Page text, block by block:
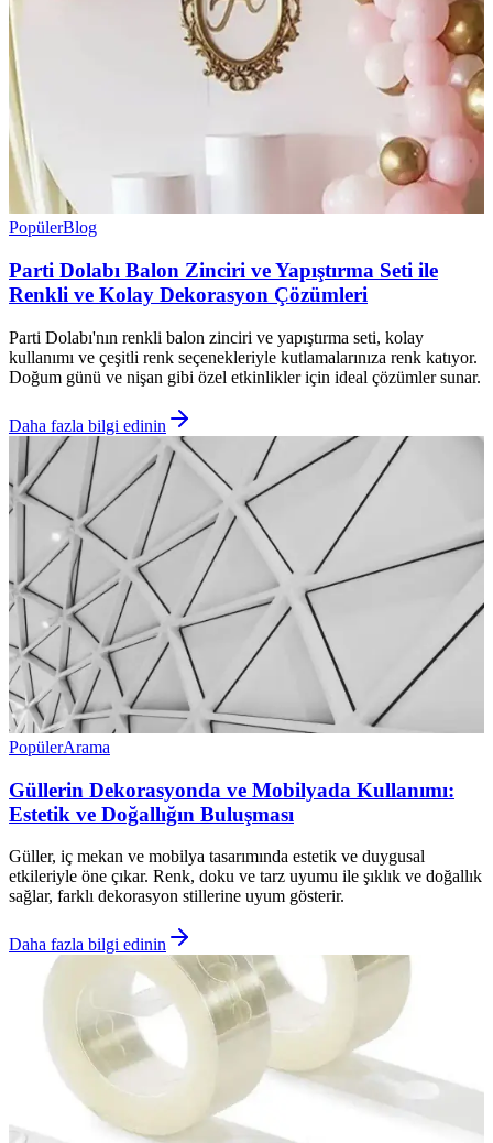
PopülerBlog
Parti Dolabı Balon Zinciri ve Yapıştırma Seti ile
Renkli ve Kolay Dekorasyon Çözümleri
Parti Dolabı'nın renkli balon zinciri ve yapıştırma seti, kolay
kullanımı ve çeşitli renk seçenekleriyle kutlamalarınıza renk katıyor.
Doğum günü ve nişan gibi özel etkinlikler için ideal çözümler sunar.
Daha fazla bilgi edinin
PopülerArama
Güllerin Dekorasyonda ve Mobilyada Kullanımı:
Estetik ve Doğallığın Buluşması
Güller, iç mekan ve mobilya tasarımında estetik ve duygusal
etkileriyle öne çıkar. Renk, doku ve tarz uyumu ile şıklık ve doğallık
sağlar, farklı dekorasyon stillerine uyum gösterir.
Daha fazla bilgi edinin